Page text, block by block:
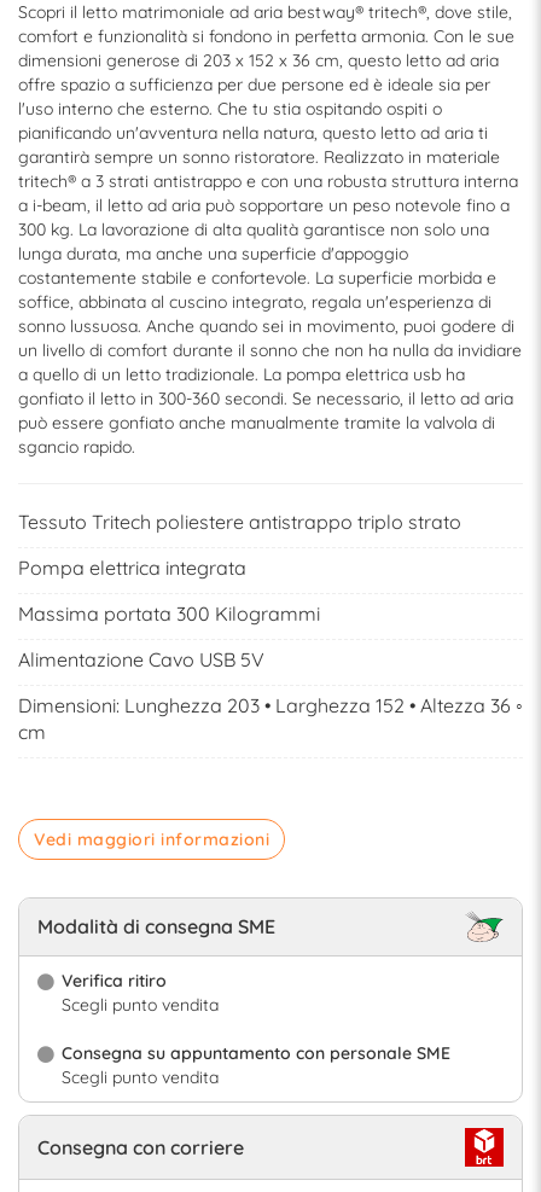
Scopri il letto matrimoniale ad aria bestway® tritech®, dove stile,
comfort e funzionalità si fondono in perfetta armonia. Con le sue
dimensioni generose di 203 x 152 x 36 cm, questo letto ad aria
offre spazio a sufficienza per due persone ed è ideale sia per
l'uso interno che esterno. Che tu stia ospitando ospiti o
pianificando un'avventura nella natura, questo letto ad aria ti
garantirà sempre un sonno ristoratore. Realizzato in materiale
tritech® a 3 strati antistrappo e con una robusta struttura interna
a i-beam, il letto ad aria può sopportare un peso notevole fino a
300 kg. La lavorazione di alta qualità garantisce non solo una
lunga durata, ma anche una superficie d'appoggio
costantemente stabile e confortevole. La superficie morbida e
soffice, abbinata al cuscino integrato, regala un'esperienza di
sonno lussuosa. Anche quando sei in movimento, puoi godere di
un livello di comfort durante il sonno che non ha nulla da invidiare
a quello di un letto tradizionale. La pompa elettrica usb ha
gonfiato il letto in 300-360 secondi. Se necessario, il letto ad aria
può essere gonfiato anche manualmente tramite la valvola di
sgancio rapido.
Tessuto Tritech poliestere antistrappo triplo strato
Pompa elettrica integrata
Massima portata 300 Kilogrammi
Alimentazione Cavo USB 5V
Dimensioni: Lunghezza 203 • Larghezza 152 • Altezza 36 ◦
cm
Vedi maggiori informazioni
Modalità di consegna SME
Verifica ritiro
Scegli punto vendita
Consegna su appuntamento con personale SME
Scegli punto vendita
Consegna con corriere